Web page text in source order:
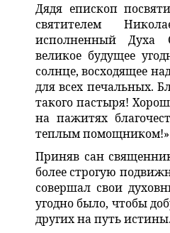
Дядя епископ
святителем
исполненный Духа
великое будущее
солнце, восходящее
для всех печальных.
такого пастыря!
на пажитях
теплым помощником!»
Приняв сан
более строгую
совершал свои
угодно было, чтобы
других на путь